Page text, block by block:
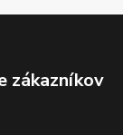
zákazníkov